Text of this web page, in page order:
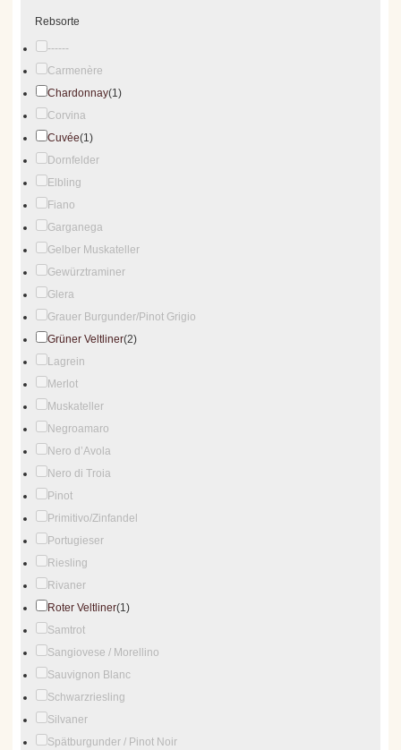
Rebsorte
------
Carmenère
Chardonnay(1)
Corvina
Cuvée(1)
Dornfelder
Elbling
Fiano
Garganega
Gelber Muskateller
Gewürztraminer
Glera
Grauer Burgunder/Pinot Grigio
Grüner Veltliner(2)
Lagrein
Merlot
Muskateller
Negroamaro
Nero d’Avola
Nero di Troia
Pinot
Primitivo/Zinfandel
Portugieser
Riesling
Rivaner
Roter Veltliner(1)
Samtrot
Sangiovese / Morellino
Sauvignon Blanc
Schwarzriesling
Silvaner
Spätburgunder / Pinot Noir